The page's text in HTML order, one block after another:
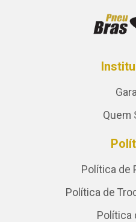
Quem
Política de
Política de
Política